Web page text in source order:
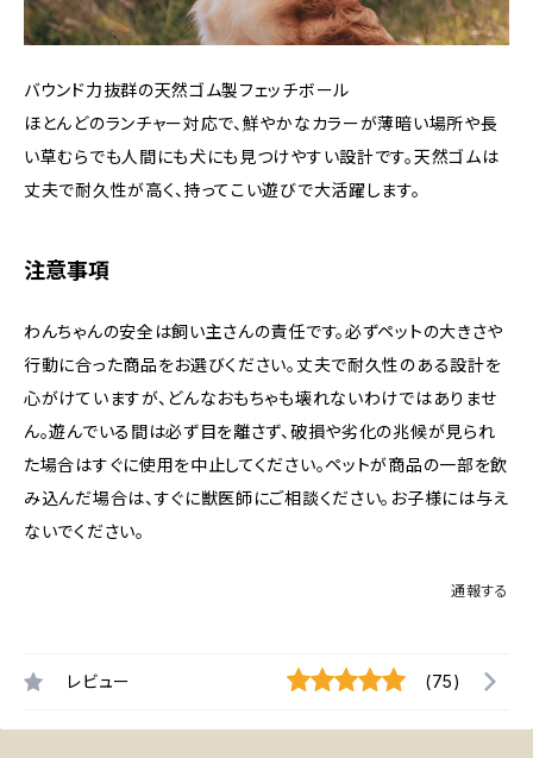
バウンド力抜群の天然ゴム製フェッチボール
ほとんどのランチャー対応で、鮮やかなカラーが薄暗い場所や長
い草むらでも人間にも犬にも見つけやすい設計です。天然ゴムは
丈夫で耐久性が高く、持ってこい遊びで大活躍します。
注意事項
わんちゃんの安全は飼い主さんの責任です。必ずペットの大きさや
行動に合った商品をお選びください。丈夫で耐久性のある設計を
心がけていますが、どんなおもちゃも壊れないわけではありませ
ん。遊んでいる間は必ず目を離さず、破損や劣化の兆候が見られ
た場合はすぐに使用を中止してください。ペットが商品の一部を飲
み込んだ場合は、すぐに獣医師にご相談ください。お子様には与え
ないでください。
通報する
レビュー (75)